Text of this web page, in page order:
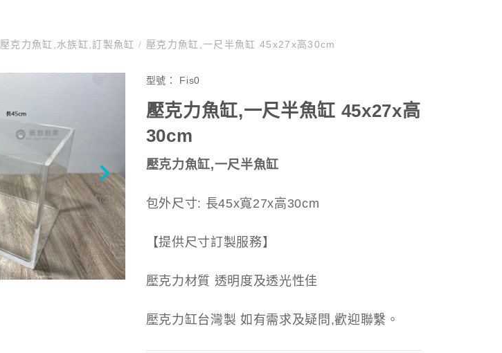
壓克力魚缸,水族缸,訂製魚缸/ 壓克力魚缸,一尺半魚缸 45x27x高30cm
型號： Fis0
壓克力魚缸,一尺半魚缸 45x27x高
30cm
壓克力魚缸,一尺半魚缸
包外尺寸: 長45x寬27x高30cm
【提供尺寸訂製服務】
壓克力材質 透明度及透光性佳
壓克力缸台灣製 如有需求及疑問,歡迎聯繫。